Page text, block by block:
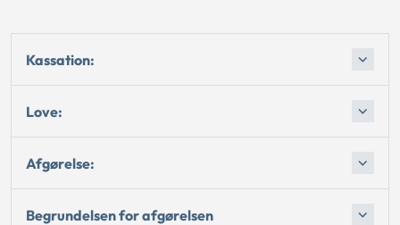
Kassation:
Love:
Afgørelse:
Begrundelsen for afgørelsen